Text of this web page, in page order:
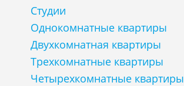
Студии
Однокомнатные квартиры
Двухкомнатная квартиры
Трехкомнатные квартиры
Четырехкомнатные квартиры